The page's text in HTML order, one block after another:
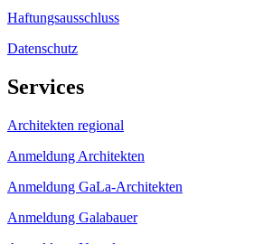
Haftungsausschluss
Datenschutz
Services
Architekten regional
Anmeldung Architekten
Anmeldung GaLa-Architekten
Anmeldung Galabauer